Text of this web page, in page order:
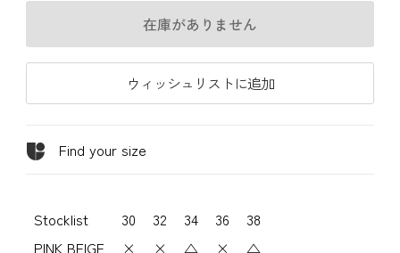
在庫がありません
ウィッシュリストに追加
Find your size
Stocklist 30 32 34 36
38
PINK BEIGE
× × △ × △